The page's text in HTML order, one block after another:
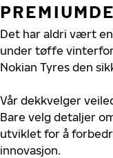
Det har aldri vært
under tøffe
Nokian Tyres den
Vår dekkvelger
Bare velg detaljer
utviklet for å
innovasjon.